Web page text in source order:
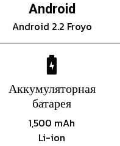
Android
Android 2.2 Froyo
Аккумуляторная
батарея
1,500 mAh
Li-ion